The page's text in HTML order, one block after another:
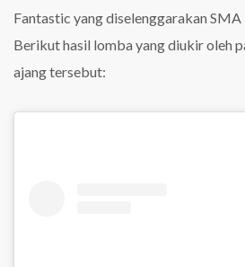
2023
Fantastic yang diselenggarakan
Berikut hasil lomba yang diukir oleh
ajang tersebut: